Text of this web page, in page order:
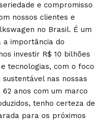
e compromisso
nossos clientes e
no Brasil. É um
a importância do
investir R$ 10 bilhões
tecnologias, com o foco
nas nossas
anos com um marco
tenho certeza de
para os próximos